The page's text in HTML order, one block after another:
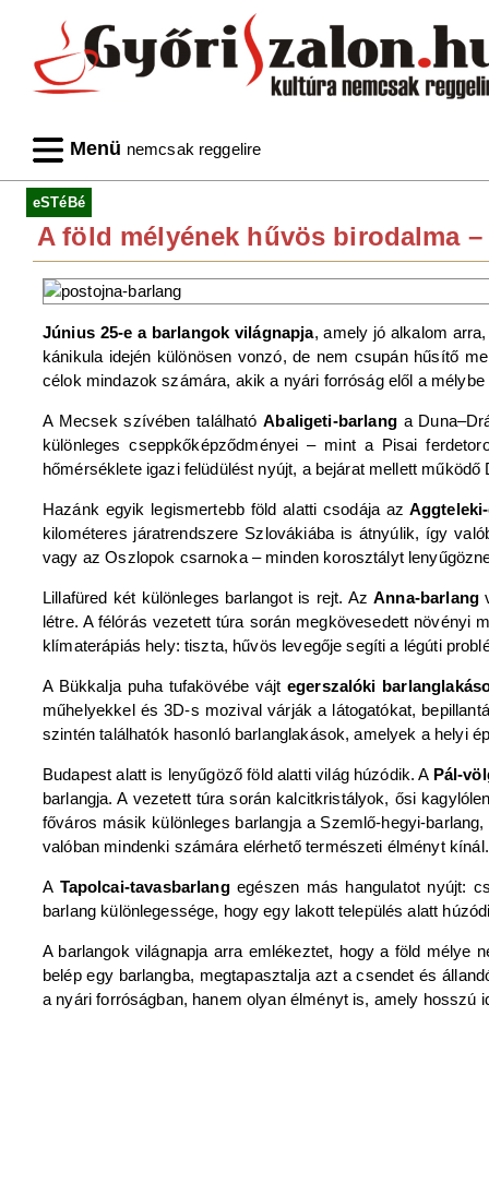
Menü nemcsak reggelire
eSTéBé
A föld mélyének hűvös birodalma
Június 25-e a barlangok világnapja, amely jó alkalom
kánikula idején különösen vonzó, de nem csupán hűsítő
célok mindazok számára, akik a nyári forróság elől a
A Mecsek szívében találhatóAbaligeti-barlanga
különleges cseppkőképződményei – mint a Pisai
hőmérséklete igazi felüdülést nyújt, a bejárat mellett
Hazánk egyik legismertebb föld alatti csodája az
kilométeres járatrendszere Szlovákiába is átnyúlik, így
vagy az Oszlopok csarnoka – minden korosztályt
Lillafüred két különleges barlangot is rejt. AzAnna-barlang
létre. A félórás vezetett túra során megkövesedett növényi
klímaterápiás hely: tiszta, hűvös levegője segíti a légúti
A Bükkalja puha tufakövébe vájt egerszalóki
műhelyekkel és 3D-s mozival várják a látogatókat,
szintén találhatók hasonló barlanglakások, amelyek a helyi
Budapest alatt is lenyűgöző föld alatti világ húzódik. A Pál-
barlangja. A vezetett túra során kalcitkristályok, ősi
főváros másik különleges barlangja a Szemlő-hegyi-
valóban mindenki számára elérhető természeti élményt kínál.
A Tapolcai-tavasbarlangegészen más hangulatot nyújt:
barlang különlegessége, hogy egy lakott település alatt
A barlangok világnapja arra emlékeztet, hogy a föld mélye
belép egy barlangba, megtapasztalja azt a csendet és
a nyári forróságban, hanem olyan élményt is, amely hosszú